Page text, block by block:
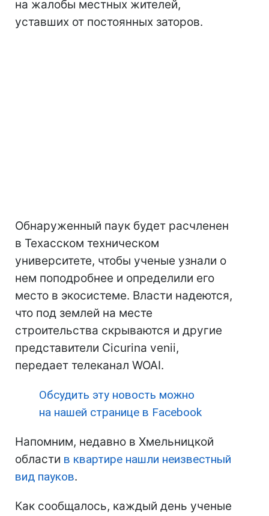
на жалобы местных жителей,
уставших от постоянных заторов.
Обнаруженный паук будет расчленен
в Техасском техническом
университете, чтобы ученые узнали о
нем поподробнее и определили его
место в экосистеме. Власти надеются,
что под землей на месте
строительства скрываются и другие
представители Cicurina venii,
передает телеканал WOAI.
Обсудить эту новость можно
на нашей странице в Facebook
Напомним, недавно в Хмельницкой
области в квартире нашли неизвестный
вид пауков.
Как сообщалось, каждый день ученые